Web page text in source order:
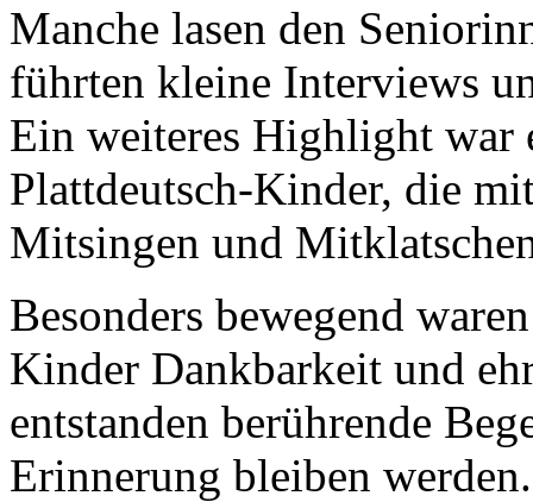
Manche lasen den
führten kleine Interviews
Ein weiteres Highlight war
Plattdeutsch-Kinder, die
Mitsingen und
Besonders bewegend
Kinder Dankbarkeit und
entstanden berührende
Erinnerung bleiben werden.